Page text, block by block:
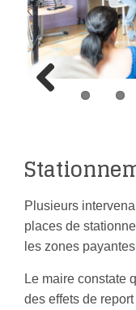
Plusieurs
places de
les zones
Le maire constate
des effets de